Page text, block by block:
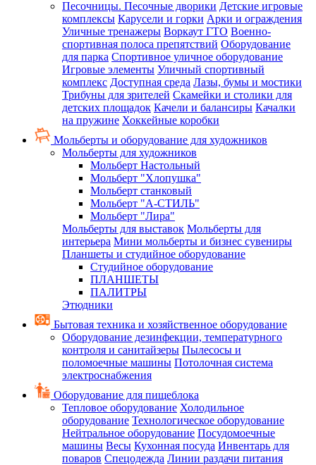
Песочницы. Песочные дворики Детские игровые
комплексы Карусели и горки Арки и ограждения
Уличные тренажеры Воркаут ГТО Военно-
спортивная полоса препятствий Оборудование
для парка Спортивное уличное оборудование
Игровые элементы Уличный спортивный
комплекс Доступная среда Лазы, бумы и мостики
Трибуны для зрителей Скамейки и столики для
детских площадок Качели и балансиры Качалки
на пружине Хоккейные коробки
Мольберты и оборудование для художников
Мольберты для художников
Мольберт Настольный
Мольберт "Хлопушка"
Мольберт станковый
Мольберт "А-СТИЛЬ"
Мольберт "Лира"
Мольберты для выставок Мольберты для
интерьера Мини мольберты и бизнес сувениры
Планшеты и студийное оборудование
Студийное оборудование
ПЛАНШЕТЫ
ПАЛИТРЫ
Этюдники
Бытовая техника и хозяйственное оборудование
Оборудование дезинфекции, температурного
контроля и санитайзеры Пылесосы и
поломоечные машины Потолочная система
электроснабжения
Оборудование для пищеблока
Тепловое оборудование Холодильное
оборудование Технологическое оборудование
Нейтральное оборудование Посудомоечные
машины Весы Кухонная посуда Инвентарь для
поваров Спецодежда Линии раздачи питания